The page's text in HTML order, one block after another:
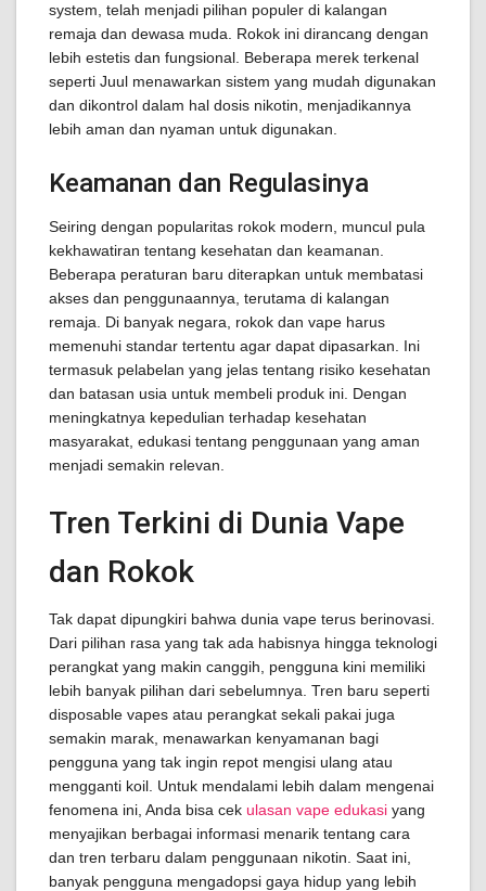
system, telah menjadi pilihan populer di kalangan
remaja dan dewasa muda. Rokok ini dirancang dengan
lebih estetis dan fungsional. Beberapa merek terkenal
seperti Juul menawarkan sistem yang mudah digunakan
dan dikontrol dalam hal dosis nikotin, menjadikannya
lebih aman dan nyaman untuk digunakan.
Keamanan dan Regulasinya
Seiring dengan popularitas rokok modern, muncul pula
kekhawatiran tentang kesehatan dan keamanan.
Beberapa peraturan baru diterapkan untuk membatasi
akses dan penggunaannya, terutama di kalangan
remaja. Di banyak negara, rokok dan vape harus
memenuhi standar tertentu agar dapat dipasarkan. Ini
termasuk pelabelan yang jelas tentang risiko kesehatan
dan batasan usia untuk membeli produk ini. Dengan
meningkatnya kepedulian terhadap kesehatan
masyarakat, edukasi tentang penggunaan yang aman
menjadi semakin relevan.
Tren Terkini di Dunia Vape
dan Rokok
Tak dapat dipungkiri bahwa dunia vape terus berinovasi.
Dari pilihan rasa yang tak ada habisnya hingga teknologi
perangkat yang makin canggih, pengguna kini memiliki
lebih banyak pilihan dari sebelumnya. Tren baru seperti
disposable vapes atau perangkat sekali pakai juga
semakin marak, menawarkan kenyamanan bagi
pengguna yang tak ingin repot mengisi ulang atau
mengganti koil. Untuk mendalami lebih dalam mengenai
fenomena ini, Anda bisa cek ulasan vape edukasi yang
menyajikan berbagai informasi menarik tentang cara
dan tren terbaru dalam penggunaan nikotin. Saat ini,
banyak pengguna mengadopsi gaya hidup yang lebih